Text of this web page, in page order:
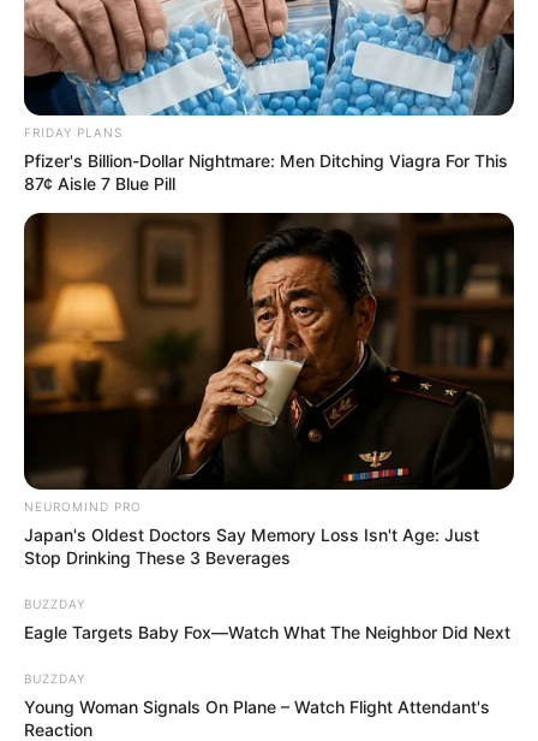
FRIDAY PLANS
Pfizer's Billion-Dollar Nightmare: Men Ditching Viagra For This
87¢ Aisle 7 Blue Pill
NEUROMIND PRO
Japan's Oldest Doctors Say Memory Loss Isn't Age: Just
Stop Drinking These 3 Beverages
BUZZDAY
Eagle Targets Baby Fox—Watch What The Neighbor Did Next
BUZZDAY
Young Woman Signals On Plane – Watch Flight Attendant's
Reaction